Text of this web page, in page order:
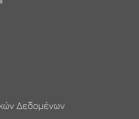
Δεδομένων